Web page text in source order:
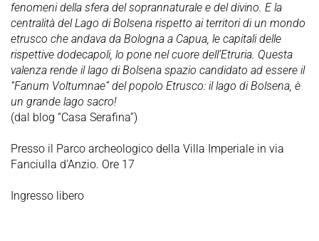
fenomeni della sfera del soprannaturale e del divino. E la
centralità del Lago di Bolsena rispetto ai territori di un mondo
etrusco che andava da Bologna a Capua, le capitali delle
rispettive dodecapoli, lo pone nel cuore dell’Etruria. Questa
valenza rende il lago di Bolsena spazio candidato ad essere il
“Fanum Voltumnae” del popolo Etrusco: il lago di Bolsena, è
un grande lago sacro!
(dal blog “Casa Serafina”)
Presso il Parco archeologico della Villa Imperiale in via
Fanciulla d'Anzio. Ore 17
Ingresso libero